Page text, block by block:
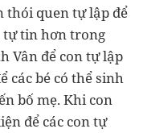
thói quen tự lập để
tự tin hơn trong
Vân để con tự lập
các bé có thể sinh
bố mẹ. Khi con
để các con tự